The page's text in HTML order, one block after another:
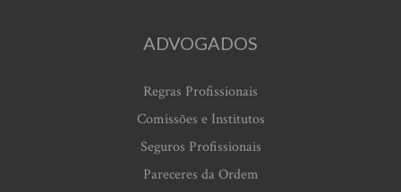
ADVOGADOS
Regras Profissionais
Comissões e Institutos
Seguros Profissionais
Pareceres da Ordem